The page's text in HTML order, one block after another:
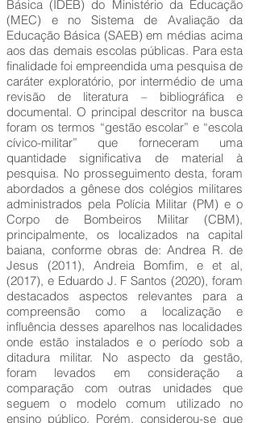
Básica (IDEB) do Ministério da Educação
(MEC) e no Sistema de Avaliação da
Educação Básica (SAEB) em médias acima
aos das demais escolas públicas. Para esta
finalidade foi empreendida uma pesquisa de
caráter exploratório, por intermédio de uma
revisão de literatura – bibliográfica e
documental. O principal descritor na busca
foram os termos “gestão escolar” e “escola
cívico-militar” que forneceram uma
quantidade significativa de material à
pesquisa. No prosseguimento desta, foram
abordados a gênese dos colégios militares
administrados pela Polícia Militar (PM) e o
Corpo de Bombeiros Militar (CBM),
principalmente, os localizados na capital
baiana, conforme obras de: Andrea R. de
Jesus (2011), Andreia Bomfim, e et al,
(2017), e Eduardo J. F Santos (2020), foram
destacados aspectos relevantes para a
compreensão como a localização e
influência desses aparelhos nas localidades
onde estão instalados e o período sob a
ditadura militar. No aspecto da gestão,
foram levados em consideração a
comparação com outras unidades que
seguem o modelo comum utilizado no
ensino público. Porém, considerou-se que